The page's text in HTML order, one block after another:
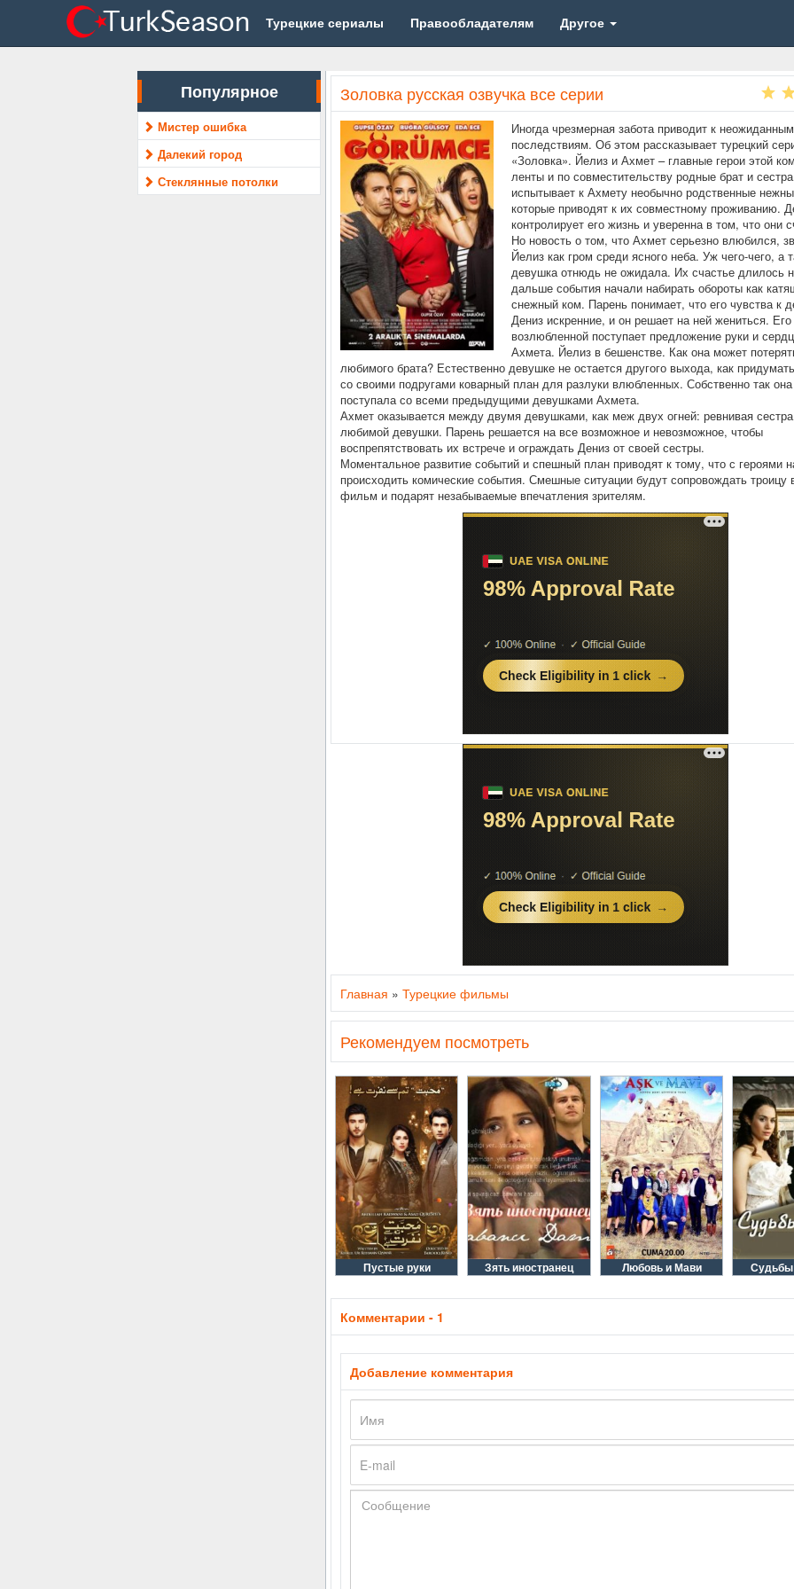
Турецкие сериалы Правообладателям Другое
Популярное
Мистер ошибка
Далекий город
Стеклянные потолки
Золовка русская озвучка все серии
Иногда чрезмерная забота приводит к неожиданным
последствиям. Об этом рассказывает турецкий
«Золовка». Йелиз и Ахмет – главные герои этой
ленты и по совместительству родные брат и
испытывает к Ахмету необычно родственные
которые приводят к их совместному проживанию.
контролирует его жизнь и уверенна в том, что они
Но новость о том, что Ахмет серьезно влюбился,
Йелиз как гром среди ясного неба. Уж чего-чего, а
девушка отнюдь не ожидала. Их счастье длилось
дальше события начали набирать обороты как
снежный ком. Парень понимает, что его чувства к
Дениз искренние, и он решает на ней жениться. Его
возлюбленной поступает предложение руки и
Ахмета. Йелиз в бешенстве. Как она может
любимого брата? Естественно девушке не остается другого выхода, как
со своими подругами коварный план для разлуки влюбленных. Собственно так она
поступала со всеми предыдущими девушками Ахмета.
Ахмет оказывается между двумя девушками, как меж двух огней: ревнивая
любимой девушки. Парень решается на все возможное и невозможное, чтобы
воспрепятствовать их встрече и ограждать Дениз от своей сестры.
Моментальное развитие событий и спешный план приводят к тому, что с героями
происходить комические события. Смешные ситуации будут сопровождать троицу
фильм и подарят незабываемые впечатления зрителям.
Главная » Турецкие фильмы
Рекомендуем посмотреть
Пустые руки Зять иностранец Любовь и Мави Судьбы
Комментарии - 1
Добавление комментария